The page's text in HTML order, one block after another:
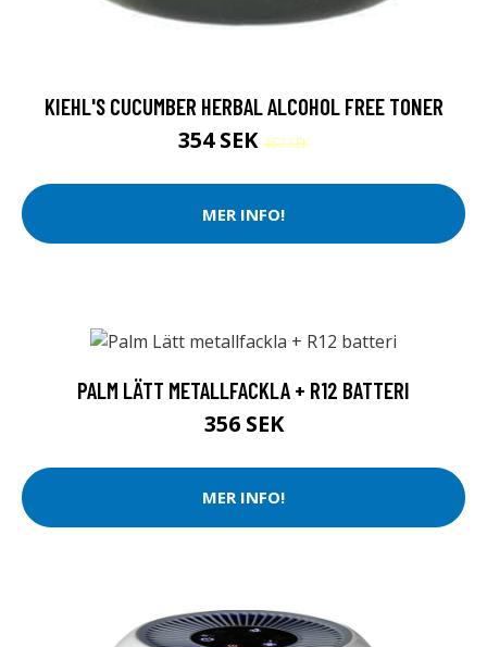
KIEHL'S CUCUMBER HERBAL ALCOHOL FREE TONER
354 SEK452 SEK
MER INFO!
PALM LÄTT METALLFACKLA + R12 BATTERI
356 SEK
MER INFO!